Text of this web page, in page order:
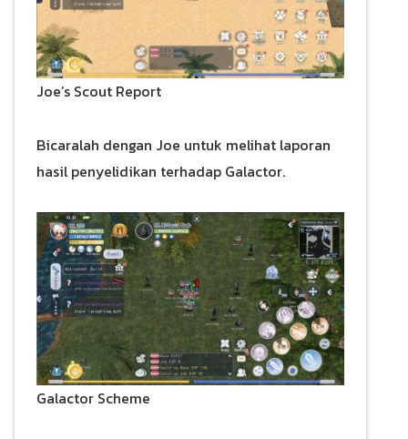
Joe’s Scout Report
Bicaralah dengan Joe untuk melihat laporan
hasil penyelidikan terhadap Galactor.
Galactor Scheme